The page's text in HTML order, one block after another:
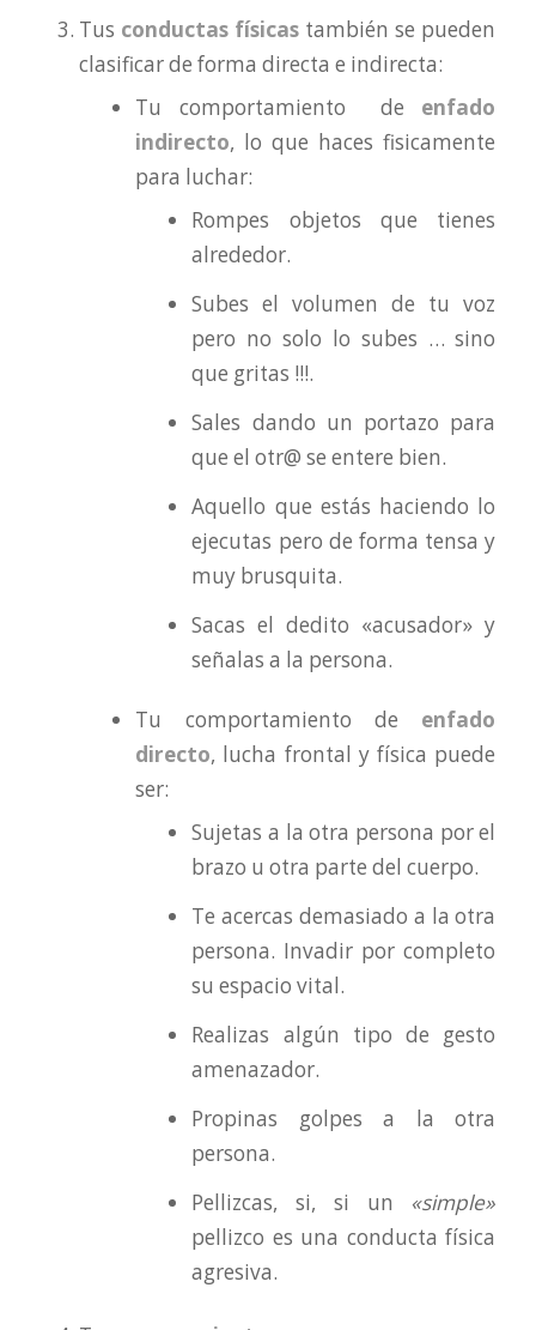
Tus conductas físicas también se pueden
clasificar de forma directa e indirecta:
Tu comportamiento de enfado
indirecto, lo que haces fisicamente
para luchar:
Rompes objetos que tienes
alrededor.
Subes el volumen de tu voz
pero no solo lo subes … sino
que gritas !!!.
Sales dando un portazo para
que el otr@ se entere bien.
Aquello que estás haciendo lo
ejecutas pero de forma tensa y
muy brusquita.
Sacas el dedito «acusador» y
señalas a la persona.
Tu comportamiento de enfado
directo, lucha frontal y física puede
ser:
Sujetas a la otra persona por el
brazo u otra parte del cuerpo.
Te acercas demasiado a la otra
persona. Invadir por completo
su espacio vital.
Realizas algún tipo de gesto
amenazador.
Propinas golpes a la otra
persona.
Pellizcas, si, si un «simple»
pellizco es una conducta física
agresiva.